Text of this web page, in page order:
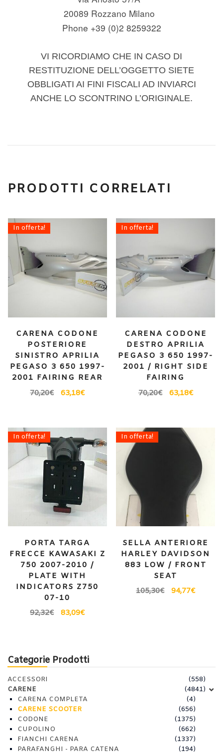
20089 Rozzano Milano
Phone +39 (0)2 8259322
VI RICORDIAMO CHE IN CASO DI
RESTITUZIONE DELL’OGGETTO SIETE
OBBLIGATI AI FINI FISCALI AD INVIARCI
ANCHE LO SCONTRINO L’ORIGINALE.
PRODOTTI CORRELATI
In offerta!
CARENA CODONE
POSTERIORE
SINISTRO APRILIA
PEGASO 3 650 1997-
2001 FAIRING REAR
70,20€ 63,18€
In offerta!
CARENA CODONE
DESTRO APRILIA
PEGASO 3 650 1997-
2001 / RIGHT SIDE
FAIRING
70,20€ 63,18€
In offerta!
PORTA TARGA
FRECCE KAWASAKI Z
750 2007-2010 /
PLATE WITH
INDICATORS Z750
07-10
92,32€ 83,09€
In offerta!
SELLA ANTERIORE
HARLEY DAVIDSON
883 LOW / FRONT
SEAT
105,30€ 94,77€
Categorie Prodotti
ACCESSORI
(558)
CARENE
(4841)
CARENA COMPLETA
(4)
CARENE SCOOTER
(656)
CODONE
(1375)
CUPOLINO
(662)
FIANCHI CARENA
(1337)
PARAFANGHI - PARA CATENA
(194)